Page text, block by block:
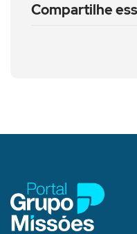
Compartilhe